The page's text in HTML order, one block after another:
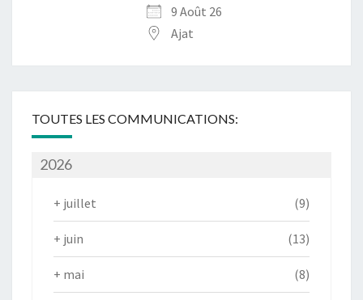
9 Août 26
Ajat
TOUTES LES COMMUNICATIONS:
2026
+ juillet (9)
+ juin (13)
+ mai (8)